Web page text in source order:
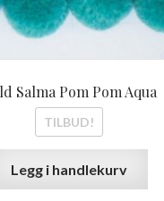
Salma Pom Pom Aqua
TILBUD!
Legg i handlekurv